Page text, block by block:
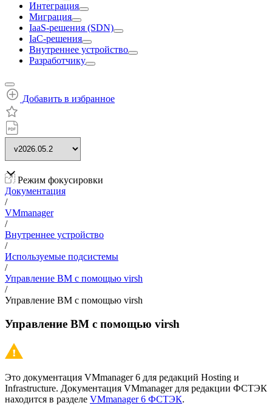
Интеграция
Миграция
IaaS-решения (SDN)
IaC-решения
Внутреннее устройство
Разработчику
Добавить в избранное
Режим фокусировки
Документация
/
VMmanager
/
Внутреннее устройство
/
Используемые подсистемы
/
Управление ВМ с помощью virsh
/
Управление ВМ с помощью virsh
Управление ВМ с помощью virsh
Это документация VMmanager 6 для редакций Hosting и
Infrastructure. Документация VMmanager для редакции ФСТЭК
находится в разделе VMmanager 6 ФСТЭК.